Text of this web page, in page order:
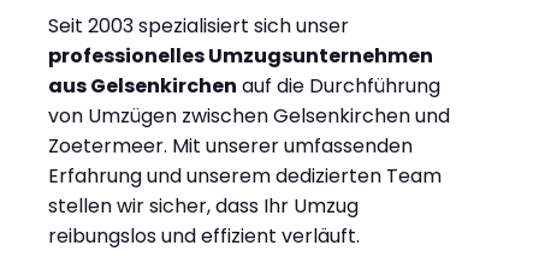
Seit 2003 spezialisiert sich unser
professionelles Umzugsunternehmen
aus Gelsenkirchen auf die Durchführung
von Umzügen zwischen Gelsenkirchen und
Zoetermeer. Mit unserer umfassenden
Erfahrung und unserem dedizierten Team
stellen wir sicher, dass Ihr Umzug
reibungslos und effizient verläuft.